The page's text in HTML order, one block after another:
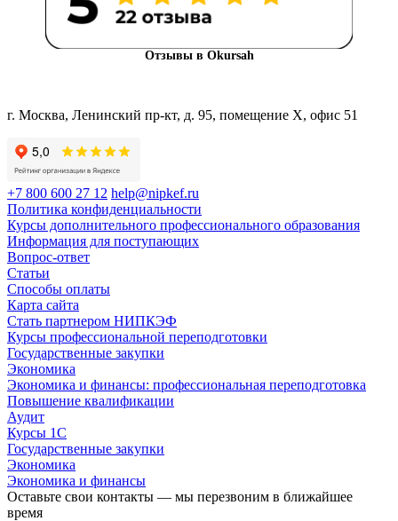
Отзывы в Okursah
г. Москва, Ленинский пр-кт, д. 95, помещение Х, офис 51
+7 800 600 27 12 help@nipkef.ru
Политика конфиденциальности
Курсы дополнительного профессионального образования
Информация для поступающих
Вопрос-ответ
Статьи
Способы оплаты
Карта сайта
Стать партнером НИПКЭФ
Курсы профессиональной переподготовки
Государственные закупки
Экономика
Экономика и финансы: профессиональная переподготовка
Повышение квалификации
Аудит
Курсы 1С
Государственные закупки
Экономика
Экономика и финансы
Оставьте свои контакты — мы перезвоним в ближайшее
время